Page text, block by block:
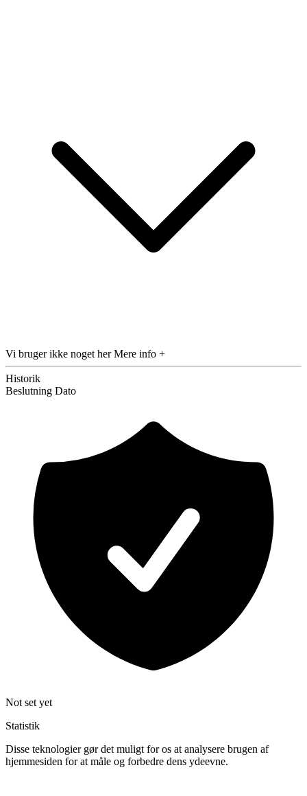
Vi bruger ikke noget herMere info +
Historik
Beslutning Dato
Not set yet
Statistik
Disse teknologier gør det muligt for os at analysere brugen af
hjemmesiden for at måle og forbedre dens ydeevne.